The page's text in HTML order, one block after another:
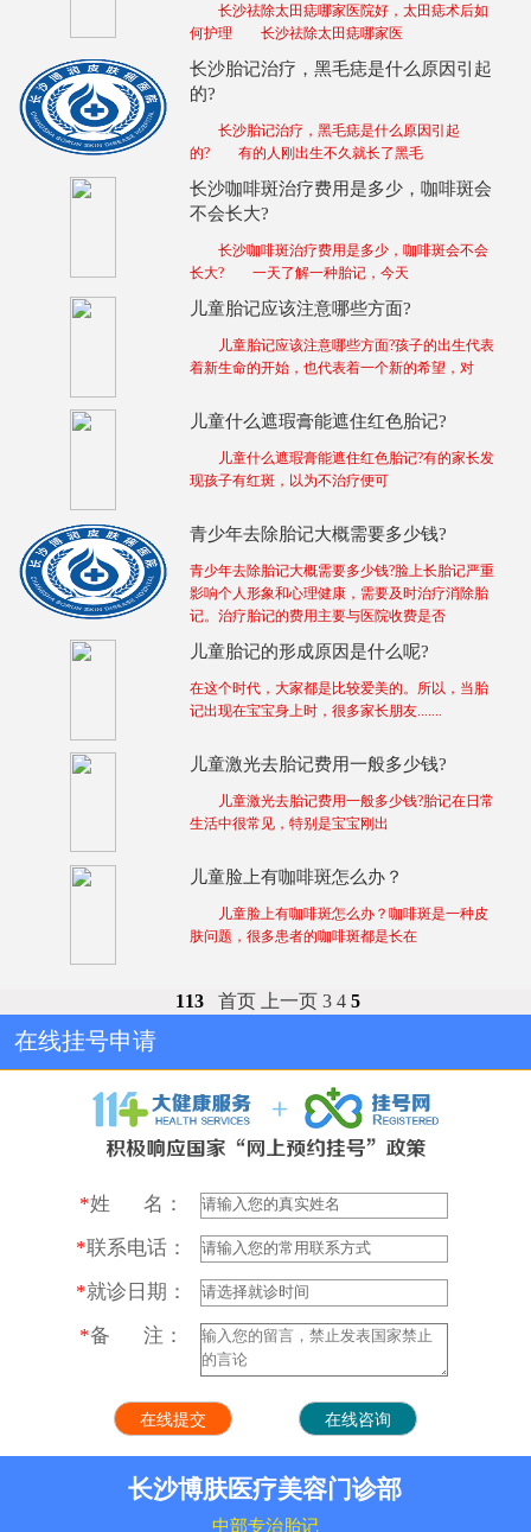
长沙祛除太田痣哪家医院好，太田痣术后如
何护理 长沙祛除太田痣哪家医
长沙胎记治疗，黑毛痣是什么原因引起
的?
长沙胎记治疗，黑毛痣是什么原因引起
的? 有的人刚出生不久就长了黑毛
长沙咖啡斑治疗费用是多少，咖啡斑会
不会长大?
长沙咖啡斑治疗费用是多少，咖啡斑会不会
长大? 一天了解一种胎记，今天
儿童胎记应该注意哪些方面?
儿童胎记应该注意哪些方面?孩子的出生代表
着新生命的开始，也代表着一个新的希望，对
儿童什么遮瑕膏能遮住红色胎记?
儿童什么遮瑕膏能遮住红色胎记?有的家长发
现孩子有红斑，以为不治疗便可
青少年去除胎记大概需要多少钱?
青少年去除胎记大概需要多少钱?脸上长胎记严重
影响个人形象和心理健康，需要及时治疗消除胎
记。治疗胎记的费用主要与医院收费是否
儿童胎记的形成原因是什么呢?
在这个时代，大家都是比较爱美的。所以，当胎
记出现在宝宝身上时，很多家长朋友.......
儿童激光去胎记费用一般多少钱?
儿童激光去胎记费用一般多少钱?胎记在日常
生活中很常见，特别是宝宝刚出
儿童脸上有咖啡斑怎么办？
儿童脸上有咖啡斑怎么办？咖啡斑是一种皮
肤问题，很多患者的咖啡斑都是长在
113 首页 上一页 3 4 5
在线挂号申请
*姓 名：
*联系电话：
*就诊日期：
*备 注：
长沙博肤医疗美容门诊部
中部专治胎记